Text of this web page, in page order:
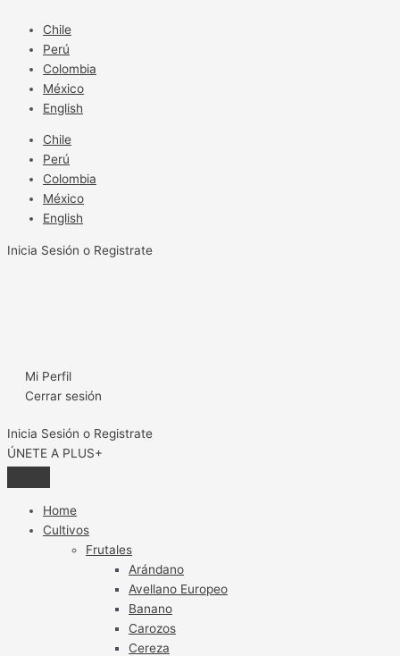
contenido
Chile
Perú
Colombia
México
English
Chile
Perú
Colombia
México
English
Inicia Sesión o Registrate
Mi Perfil
Cerrar sesión
Inicia Sesión o Registrate
ÚNETE A PLUS+
Home
Cultivos
Frutales
Arándano
Avellano Europeo
Banano
Carozos
Cereza